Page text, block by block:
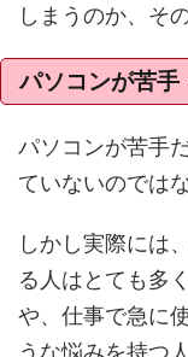
しまうのか、そ
パソコンが苦手
パソコンが苦手
ていないのでは
しかし実際には
る人はとても多
や、仕事で急に
うな悩みを持つ